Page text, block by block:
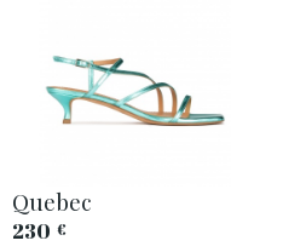
Quebec
230 €